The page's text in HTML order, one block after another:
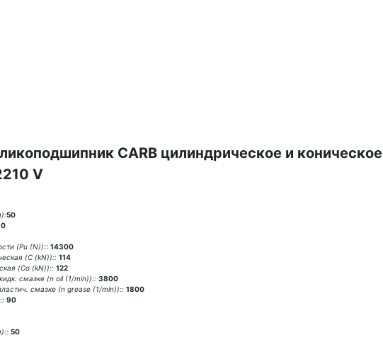
CARB цилиндрическое и коническое
V
50
(Pu (N)):: 14300
(C (kN)):: 114
(Co (kN)):: 122
смазке (n oil (1/min)):: 3800
смазке (n grease (1/min)):: 1800
90
50